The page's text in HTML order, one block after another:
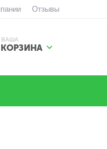
Отзывы
ВАША
КОРЗИНА